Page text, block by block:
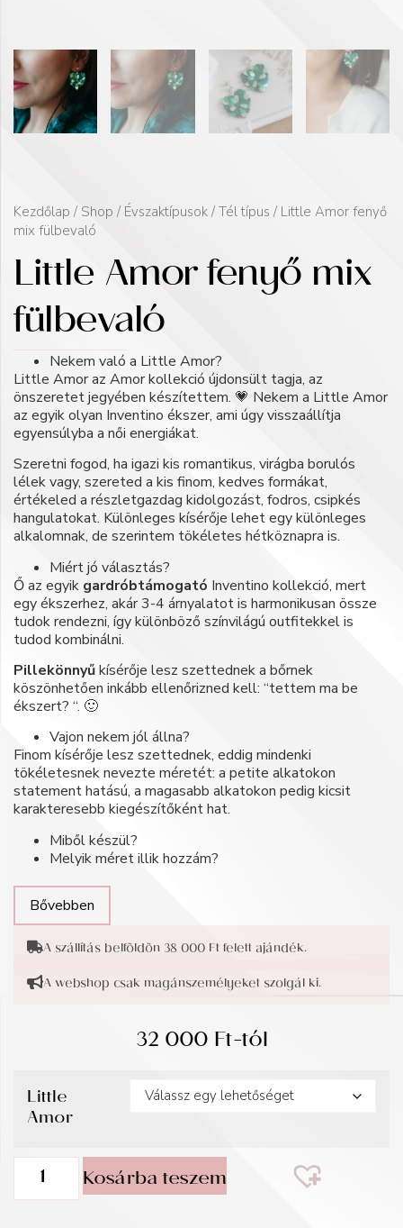
Kezdőlap / Shop / Évszaktípusok / Tél típus / Little Amor fenyő
mix fülbevaló
Little Amor fenyő mix
fülbevaló
Nekem való a Little Amor?
Little Amor az Amor kollekció újdonsült tagja, az
önszeretet jegyében készítettem. 💗 Nekem a Little Amor
az egyik olyan Inventino ékszer, ami úgy visszaállítja
egyensúlyba a női energiákat.
Szeretni fogod, ha igazi kis romantikus, virágba borulós
lélek vagy, szereted a kis finom, kedves formákat,
értékeled a részletgazdag kidolgozást, fodros, csipkés
hangulatokat. Különleges kísérője lehet egy különleges
alkalomnak, de szerintem tökéletes hétköznapra is.
Miért jó választás?
Ő az egyik gardróbtámogató Inventino kollekció, mert
egy ékszerhez, akár 3-4 árnyalatot is harmonikusan össze
tudok rendezni, így különböző színvilágú outfitekkel is
tudod kombinálni.
Pillekönnyűkísérője lesz szettednek a bőrnek
köszönhetően inkább ellenőrizned kell: “tettem ma be
ékszert? “. 🙂
Vajon nekem jól állna?
Finom kísérője lesz szettednek, eddig mindenki
tökéletesnek nevezte méretét: a petite alkatokon
statement hatású, a magasabb alkatokon pedig kicsit
karakteresebb kiegészítőként hat.
Miből készül?
Melyik méret illik hozzám?
Bővebben
A szállítás belföldön 38 000 Ft felett ajándék.
A webshop csak magánszemélyeket szolgál ki.
32 000Ft-tól
Little
Amor
Kosárba teszem